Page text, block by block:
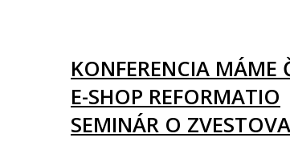
KONFERENCIA MÁME
E-SHOP REFORMATIO
SEMINÁR O